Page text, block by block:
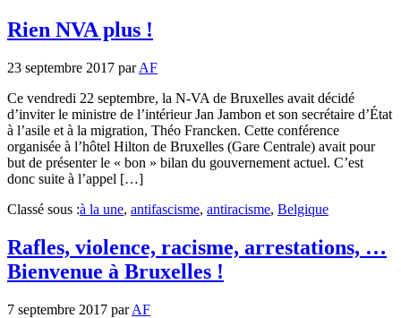
Rien NVA plus !
23 septembre 2017 parAF
Ce vendredi 22 septembre, la N-VA de Bruxelles avait décidé
d’inviter le ministre de l’intérieur Jan Jambon et son secrétaire d’État
à l’asile et à la migration, Théo Francken. Cette conférence
organisée à l’hôtel Hilton de Bruxelles (Gare Centrale) avait pour
but de présenter le « bon » bilan du gouvernement actuel. C’est
donc suite à l’appel […]
Classé sous :à la une, antifascisme, antiracisme, Belgique
Rafles, violence, racisme, arrestations, …
Bienvenue à Bruxelles !
7 septembre 2017 parAF